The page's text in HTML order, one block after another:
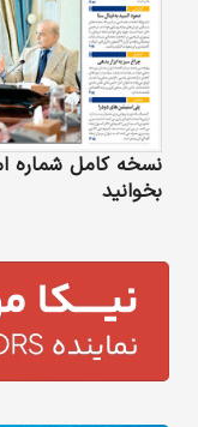
نسخه کامل شماره
بخوانید